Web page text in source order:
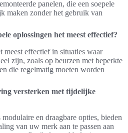
panelen, die een soepele
maken zonder het gebruik van
oplossingen het meest effectief?
meest effectief in situaties waar
zijn, zoals op beurzen met beperkte
die regelmatig moeten worden
versterken met tijdelijke
en draagbare opties, bieden
van uw merk aan te passen aan